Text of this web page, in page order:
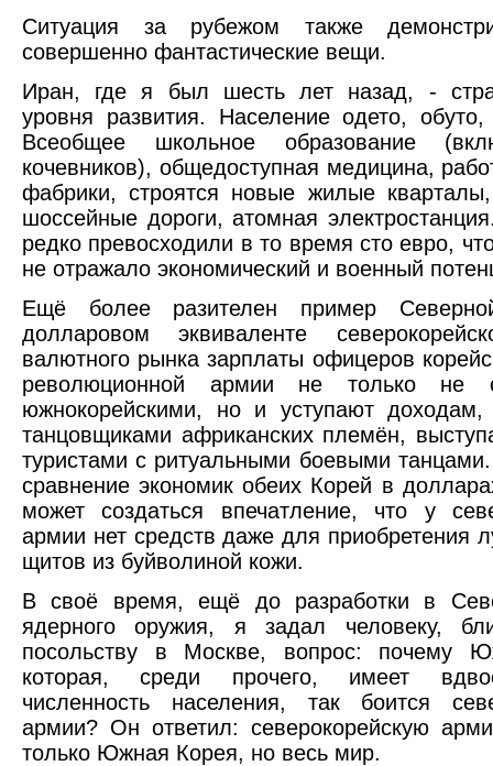
Ситуация за рубежом также
совершенно фантастические вещи.
Иран, где я был шесть лет назад, -
уровня развития. Население одето,
Всеобщее школьное образование
кочевников), общедоступная медицина,
фабрики, строятся новые жилые
шоссейные дороги, атомная
редко превосходили в то время сто евро,
не отражало экономический и военный
Ещё более разителен пример
долларовом эквиваленте
валютного рынка зарплаты офицеров
революционной армии не только не
южнокорейскими, но и уступают
танцовщиками африканских племён,
туристами с ритуальными боевыми
сравнение экономик обеих Корей в
может создаться впечатление, что у
армии нет средств даже для приобретения
щитов из буйволиной кожи.
В своё время, ещё до разработки в
ядерного оружия, я задал человеку,
посольству в Москве, вопрос: почему
которая, среди прочего, имеет
численность населения, так боится
армии? Он ответил: северокорейскую
только Южная Корея, но весь мир.